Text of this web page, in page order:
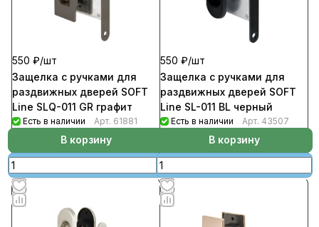
550 ₽/шт
Защелка с ручками для
раздвижных дверей SOFT
Line SLQ-011 GR графит
Есть в наличии Арт. 61881
В корзину
550 ₽/шт
Защелка с ручками для
раздвижных дверей SOFT
Line SL-011 BL черный
Есть в наличии Арт. 43507
В корзину